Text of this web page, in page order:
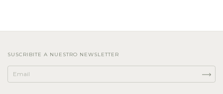
SUSCRIBITE A NUESTRO NEWSLETTER